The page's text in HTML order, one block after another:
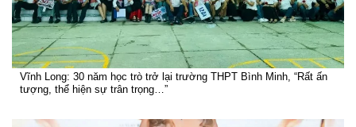
Vĩnh Long: 30 năm học trò trở lại trường THPT Bình Minh, “Rất ấn
tượng, thể hiện sự trân trọng…”